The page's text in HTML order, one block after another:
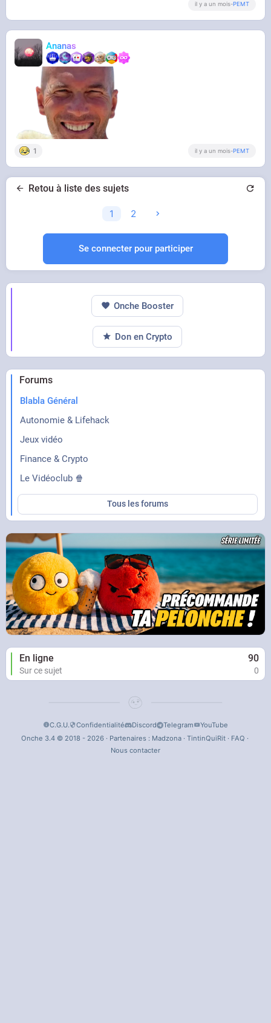
il y a un mois-PEMT
Ananas
1 il y a un mois-PEMT
Retou à liste des sujets
1 2
Se connecter pour participer
Forums
Blabla Général
Autonomie & Lifehack
Jeux vidéo
Finance & Crypto
Le Vidéoclub 🍿
Tous les forums
En ligne 90
Sur ce sujet 0
Onche Booster
Don en Crypto
C.G.U. Confidentialité Discord Telegram
YouTube
Onche 3.4 © 2018 - 2026 · Partenaires : Madzona· TintinQuiRit· FAQ ·
Nous contacter